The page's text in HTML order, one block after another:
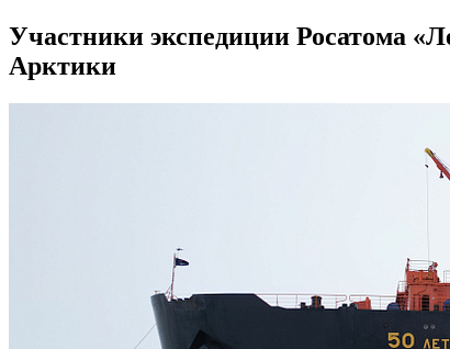
Участники экспедиции Росатома
Арктики